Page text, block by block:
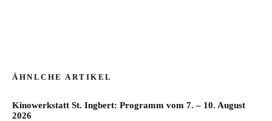
ÄHNLCHE ARTIKEL
Kinowerkstatt St. Ingbert: Programm vom 7. – 10. August
2026